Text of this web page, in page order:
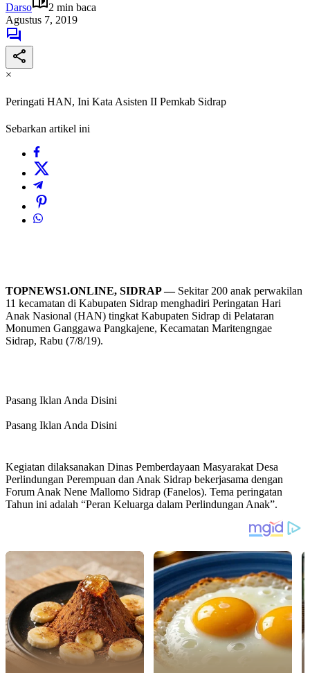
Darso
2 min baca
Agustus 7, 2019
×
Peringati HAN, Ini Kata Asisten II Pemkab Sidrap
Sebarkan artikel ini
TOPNEWS1.ONLINE, SIDRAP — Sekitar 200 anak perwakilan
11 kecamatan di Kabupaten Sidrap menghadiri Peringatan Hari
Anak Nasional (HAN) tingkat Kabupaten Sidrap di Pelataran
Monumen Ganggawa Pangkajene, Kecamatan Maritengngae
Sidrap, Rabu (7/8/19).
Pasang Iklan Anda Disini
Pasang Iklan Anda Disini
Kegiatan dilaksanakan Dinas Pemberdayaan Masyarakat Desa
Perlindungan Perempuan dan Anak Sidrap bekerjasama dengan
Forum Anak Nene Mallomo Sidrap (Fanelos). Tema peringatan
Tahun ini adalah “Peran Keluarga dalam Perlindungan Anak”.